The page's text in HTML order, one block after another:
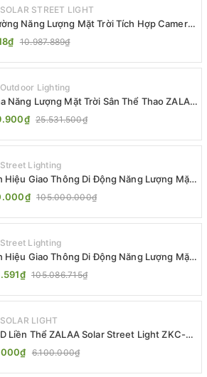
STREET LIGHT
Năng Lượng Mặt Trời Tích Hợp Camera
BJ04-CCTV (80W, IP65)
10.987.889₫
Lighting
Năng Lượng Mặt Trời Sân Thể Thao ZALAA
Nước IP65 Cao Cấp
25.531.500₫
Lighting
Hiệu Giao Thông Di Động Năng Lượng Mặt
ZL-300A-D
105.000.000₫
Lighting
Hiệu Giao Thông Di Động Năng Lượng Mặt
ZL-409300C
105.086.715₫
LIGHT
Liền Thể ZALAA Solar Street Light ZKC-
25W 30W All In One
6.100.000₫